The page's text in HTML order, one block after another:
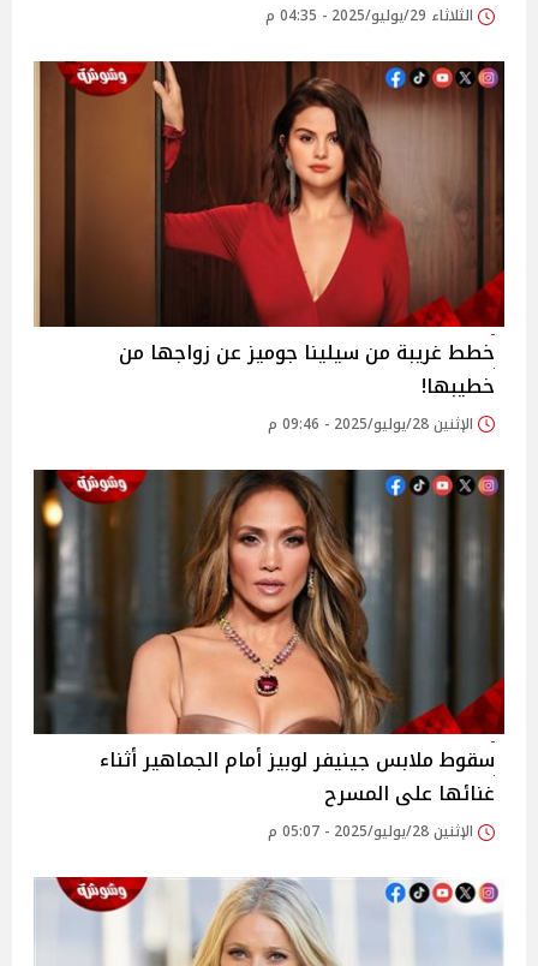
الثلاثاء 29/يوليو/2025 - 04:35 م
خطط غريبة من سيلينا جوميز عن زواجها من
خطيبها!
الإثنين 28/يوليو/2025 - 09:46 م
سقوط ملابس جينيفر لوبيز أمام الجماهير أثناء
غنائها على المسرح
الإثنين 28/يوليو/2025 - 05:07 م